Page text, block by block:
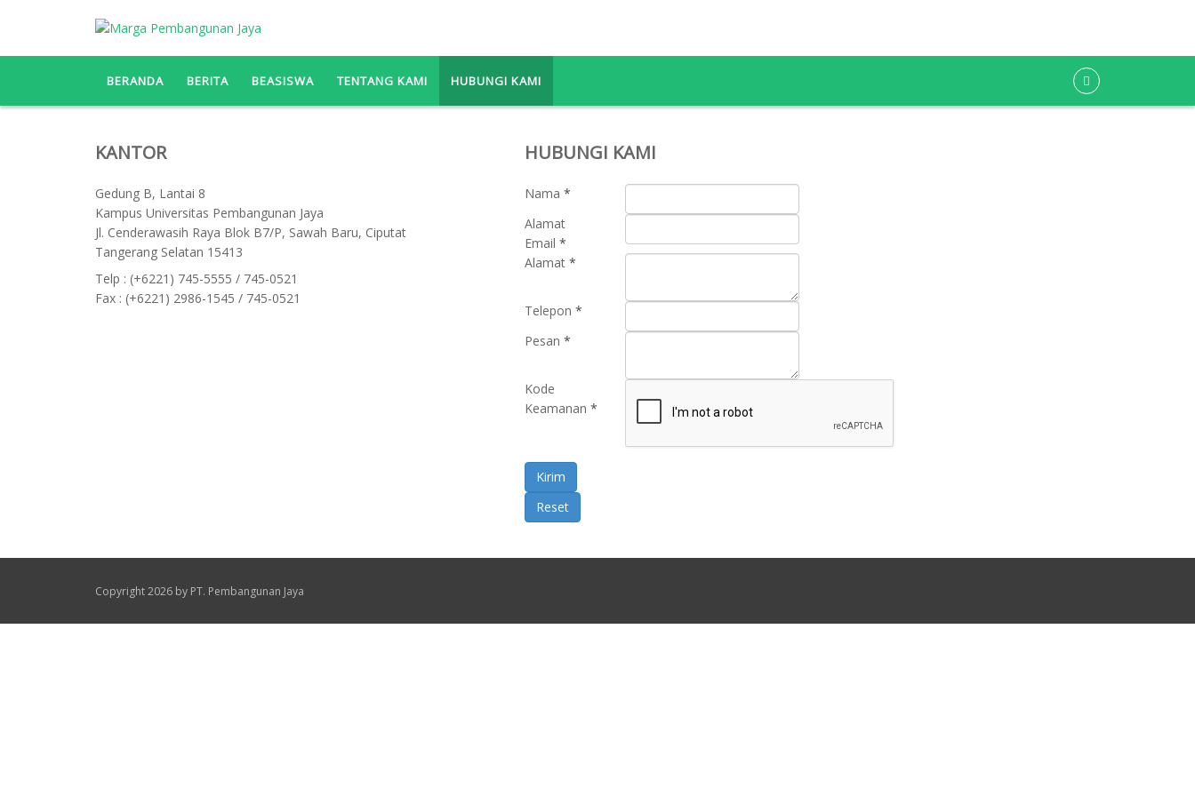
BERANDA BERITA BEASISWA TENTANG KAMI HUBUNGI KAMI
KANTOR
Gedung B, Lantai 8
Kampus Universitas Pembangunan Jaya
Jl. Cenderawasih Raya Blok B7/P, Sawah Baru, Ciputat
Tangerang Selatan 15413
Telp : (+6221) 745-5555 / 745-0521
Fax : (+6221) 2986-1545 / 745-0521
HUBUNGI KAMI
Nama*
Alamat
Email*
Alamat*
Telepon*
Pesan*
Kode
Keamanan*
Copyright 2026 by PT. Pembangunan Jaya